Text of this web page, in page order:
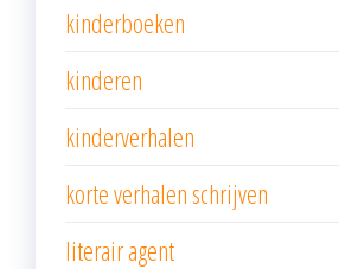
kinderboeken
kinderen
kinderverhalen
korte verhalen schrijven
literair agent